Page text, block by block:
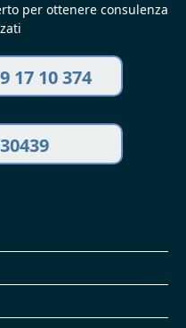
per ottenere consulenza
17 10 374